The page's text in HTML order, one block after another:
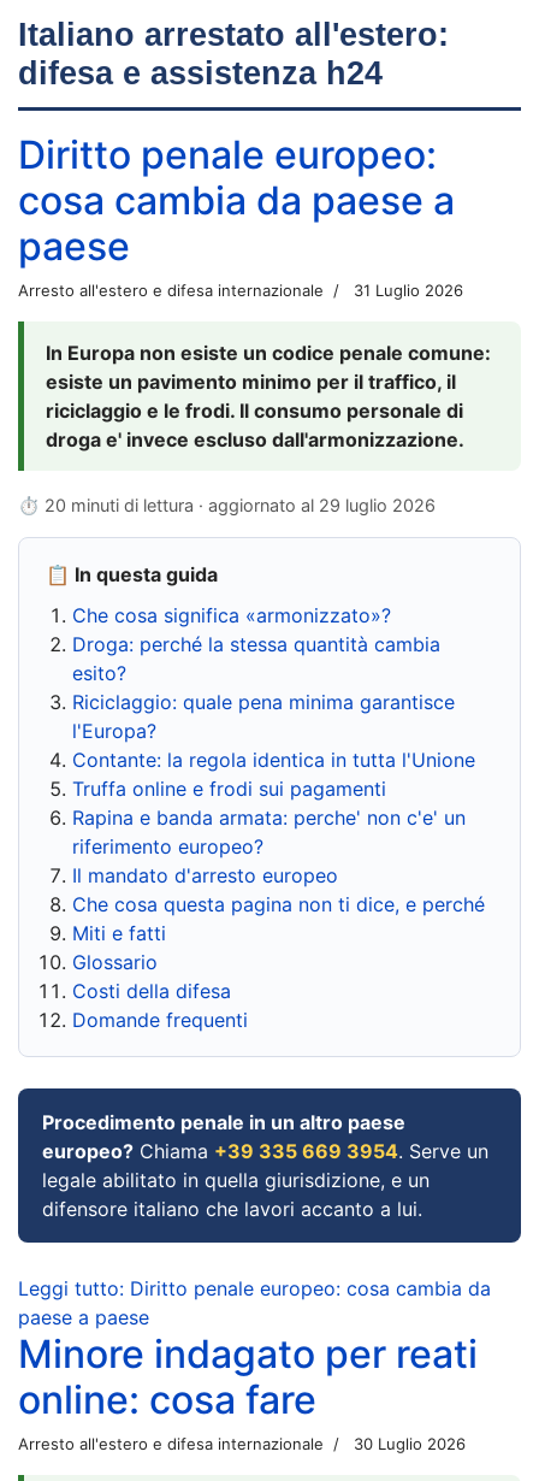
Italiano arrestato all'estero:
difesa e assistenza h24
Diritto penale europeo:
cosa cambia da paese a
paese
Arresto all'estero e difesa internazionale 31 Luglio 2026
In Europa non esiste un codice penale comune:
esiste un pavimento minimo per il traffico, il
riciclaggio e le frodi. Il consumo personale di
droga e' invece escluso dall'armonizzazione.
⏱ 20 minuti di lettura · aggiornato al 29 luglio 2026
📋 In questa guida
Che cosa significa «armonizzato»?
Droga: perché la stessa quantità cambia
esito?
Riciclaggio: quale pena minima garantisce
l'Europa?
Contante: la regola identica in tutta l'Unione
Truffa online e frodi sui pagamenti
Rapina e banda armata: perche' non c'e' un
riferimento europeo?
Il mandato d'arresto europeo
Che cosa questa pagina non ti dice, e perché
Miti e fatti
Glossario
Costi della difesa
Domande frequenti
Procedimento penale in un altro paese
europeo? Chiama +39 335 669 3954. Serve un
legale abilitato in quella giurisdizione, e un
difensore italiano che lavori accanto a lui.
Leggi tutto: Diritto penale europeo: cosa cambia da
paese a paese
Minore indagato per reati
online: cosa fare
Arresto all'estero e difesa internazionale 30 Luglio 2026